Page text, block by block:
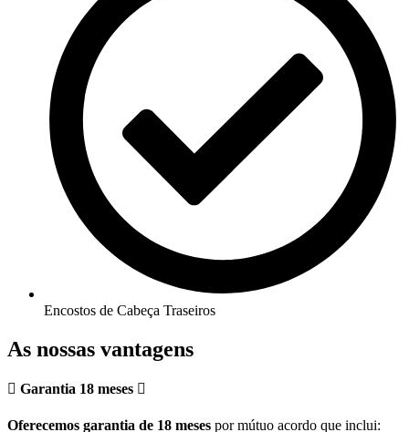
Encostos de Cabeça Traseiros
As nossas vantagens
Garantia 18 meses
Oferecemos garantia de 18 meses por mútuo acordo que inclui: